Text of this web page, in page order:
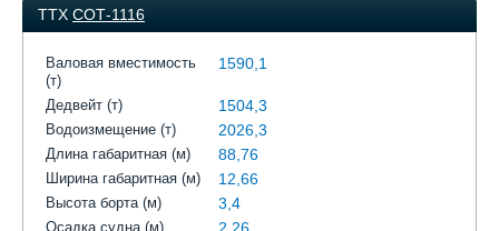
ТТХ СОТ-1116
Валовая вместимость
(т)
1590,1
Дедвейт (т) 1504,3
Водоизмещение (т) 2026,3
Длина габаритная (м) 88,76
Ширина габаритная (м) 12,66
Высота борта (м) 3,4
Осадка судна (м)